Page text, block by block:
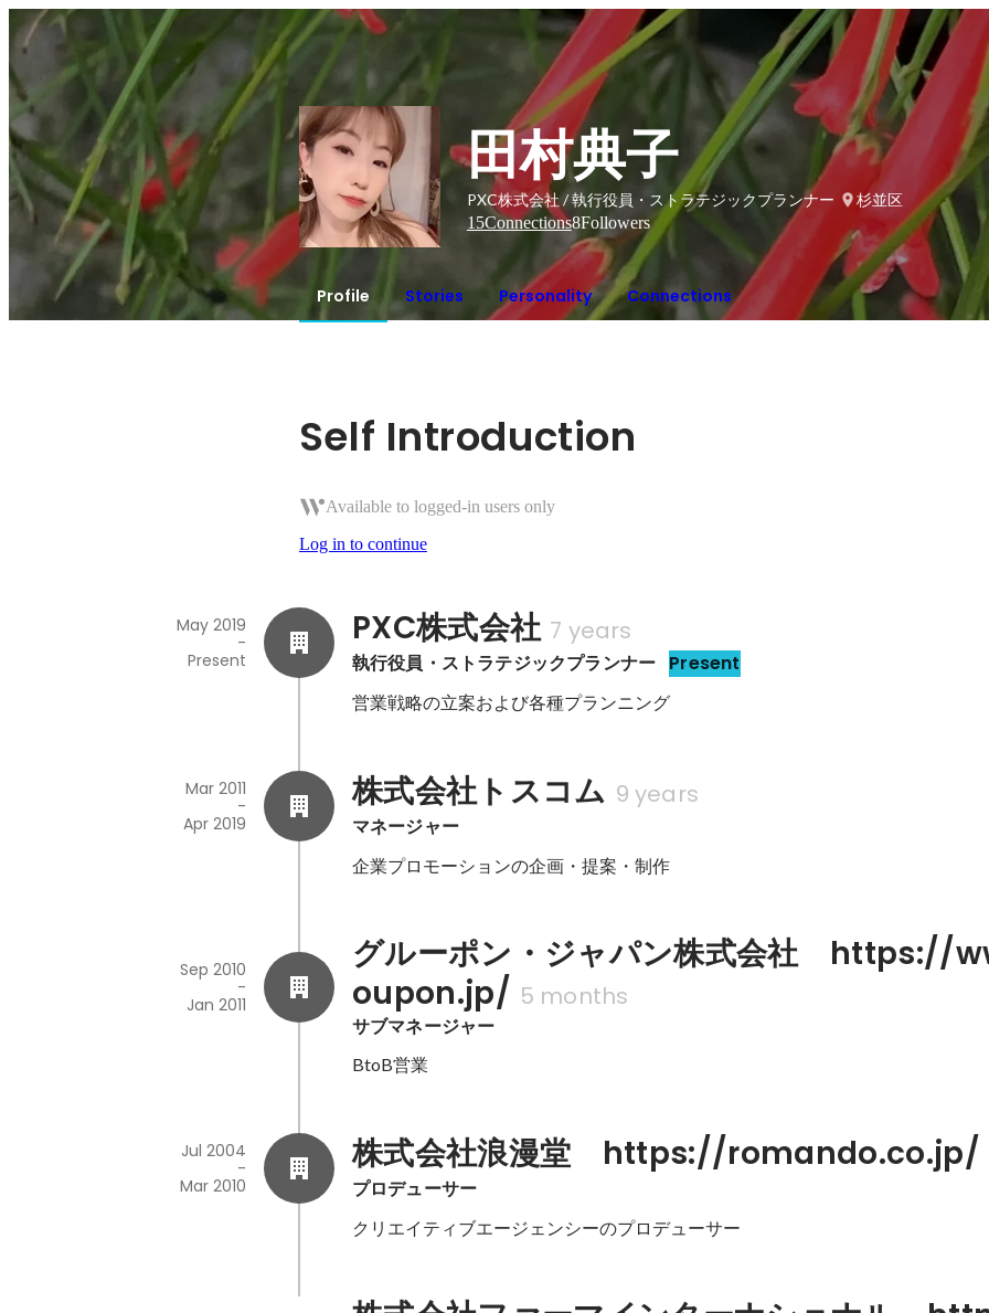
田村典子
PXC株式会社 / 執行役員・ストラテジックプランナー
杉並区
15Connections8Followers
Profile Stories Personality Connections
Self Introduction
Available to logged-in users only
Log in to continue
PXC株式会社 7 years
執行役員・ストラテジックプランナー Present
May 2019
-
Present
営業戦略の立案および各種プランニング
株式会社トスコム 9 years
マネージャー
Mar 2011
-
Apr 2019
企業プロモーションの企画・提案・制作
グルーポン・ジャパン株式会社　https://
oupon.jp/ 5 months
サブマネージャー
Sep 2010
-
Jan 2011
BtoB営業
株式会社浪漫堂　https://romando.co.jp/
プロデューサー
Jul 2004
-
Mar 2010
クリエイティブエージェンシーのプロデューサー